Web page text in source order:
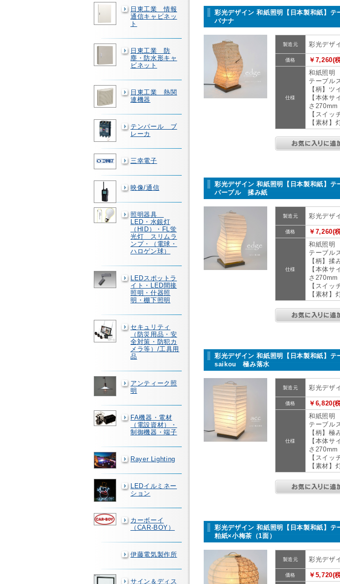
日東工業 情報
通信キャビネッ
ト
日東工業 防
塵・防水形キャ
ビネット
日東工業 熱関
連機器
テンパール ブ
レーカ
三幸電子
映像/通信
照明器具
LED・水銀灯
（HID）・FL蛍
光灯 スリムラ
ンプ・（電球・
ハロゲン球）
LEDスポットラ
イト・LED間接
照明・什器照
明・棚下照明
セキュリティ
（防災用品・安
全対策・防犯カ
メラ等）/工具用
品
アンティーク照
明
FA機器・電材
（電設資材）・
制御機器・端子
Rayer Lighting
LEDイルミネー
ション
カーボーイ
（CAR-BOY）
伊藤電気製作所
サイン＆ディス
彩光デザイン 和紙照明【日本製和紙
バナナ
製造元 彩光デザ
価格 ￥7,260(
仕様
和紙照明
テーブル
【柄】ツ
【本体
さ270mm
【スイッ
【素材】
彩光デザイン 和紙照明【日本製和紙
パープル 揉み紙
製造元 彩光デザ
価格 ￥7,260(
仕様
和紙照明
テーブル
【柄】揉
【本体
さ270mm
【スイッ
【素材】
彩光デザイン 和紙照明【日本製和紙】
saikou 極み落水
製造元 彩光デザ
価格 ￥6,820(
仕様
和紙照明
テーブル
【柄】極
【本体
さ270mm
【スイッ
【素材】
彩光デザイン 和紙照明【日本製和紙
粕紙×小梅茶（1面）
製造元 彩光デザ
価格 ￥5,720(